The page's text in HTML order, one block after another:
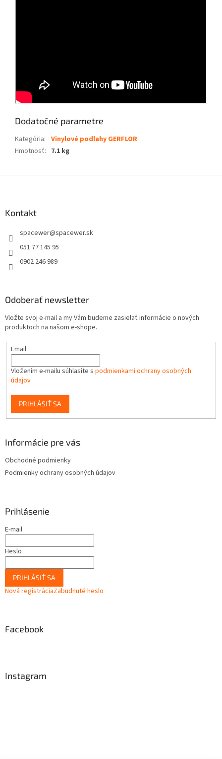
Dodatočné parametre
Kategória: Vinylové podlahy GERFLOR
Hmotnosť: 7.1 kg
Kontakt
spacewer@spacewer.sk
051 77 145 95
0902 246 989
Odoberať newsletter
Vložte svoj e-mail a my Vám budeme zasielať informácie o nových
produktoch na našom e-shope.
Email
Vložením e-mailu súhlasíte s podmienkami ochrany osobných
údajov
PRIHLÁSIŤ SA
Informácie pre vás
Obchodné podmienky
Podmienky ochrany osobných údajov
Prihlásenie
E-mail
Heslo
PRIHLÁSIŤ SA
Nová registráciaZabudnuté heslo
Facebook
Instagram